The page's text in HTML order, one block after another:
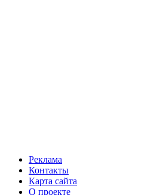
Реклама
Контакты
Карта сайта
О проекте